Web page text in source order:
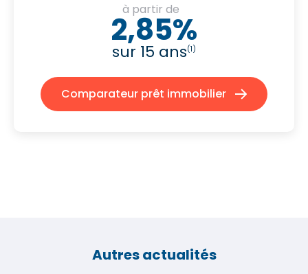
à partir de
2,85%
sur 15 ans(1)
Comparateur prêt immobilier
Autres actualités